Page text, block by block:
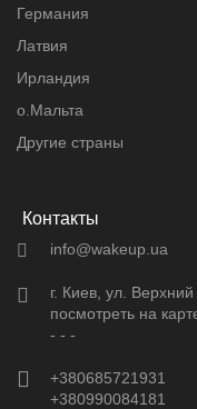
Германия
Латвия
Ирландия
о.Мальта
Другие страны
Контакты
info@wakeup.ua
г. Киев, ул.
посмотреть на
- - -
+380685721931
+380990084181